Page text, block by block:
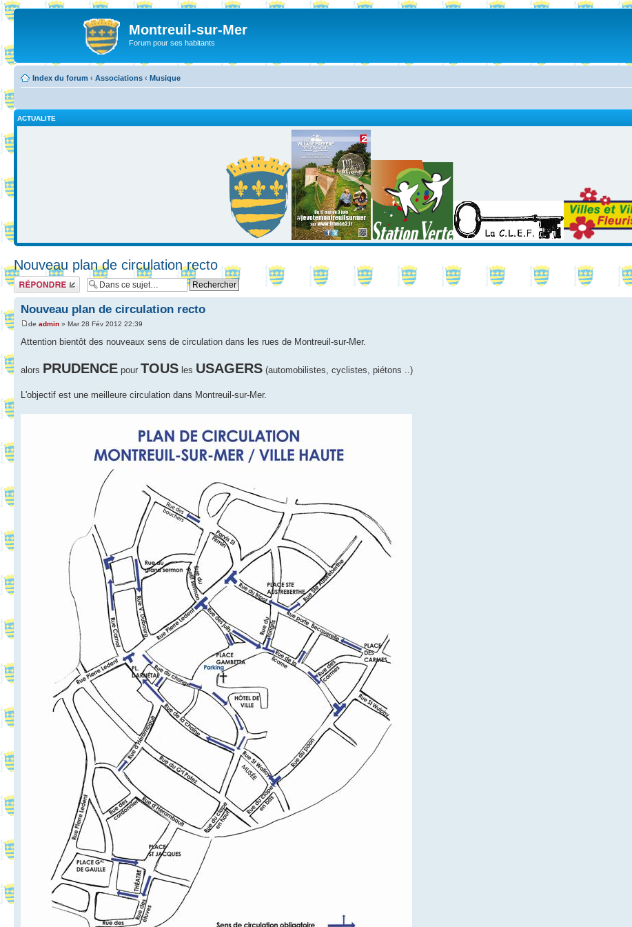
Montreuil-sur-Mer
Forum pour ses habitants
Index du forum ‹ Associations ‹ Musique
ACTUALITE
Nouveau plan de circulation recto
Répondre
Nouveau plan de circulation recto
de admin » Mar 28 Fév 2012 22:39
Attention bientôt des nouveaux sens de circulation dans les rues de Montreuil-sur-Mer.
alors PRUDENCE pour TOUS les USAGERS (automobilistes, cyclistes, piétons ..)
L'objectif est une meilleure circulation dans Montreuil-sur-Mer.